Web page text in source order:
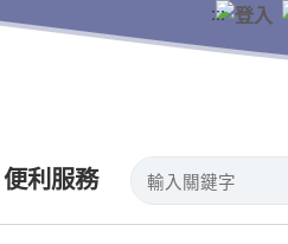
:::
便利服務